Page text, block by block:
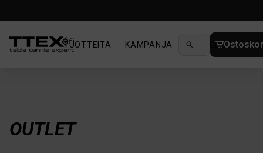
TUOTTEITA KAMPANJA UUTUUDET
OUTLET